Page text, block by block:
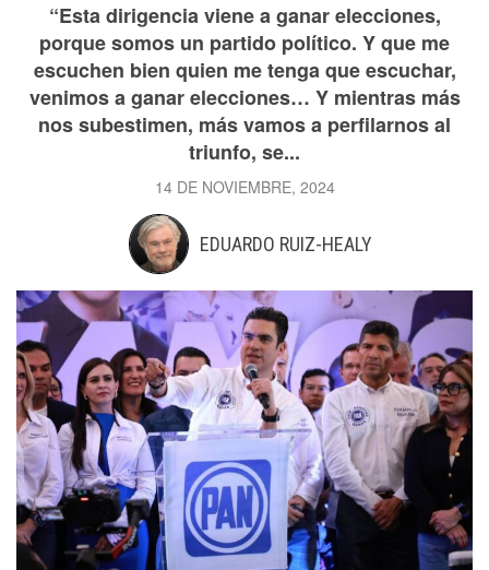
“Esta dirigencia viene a ganar elecciones,
porque somos un partido político. Y que me
escuchen bien quien me tenga que escuchar,
venimos a ganar elecciones… Y mientras más
nos subestimen, más vamos a perfilarnos al
triunfo, se...
14 DE NOVIEMBRE, 2024
EDUARDO RUIZ-HEALY